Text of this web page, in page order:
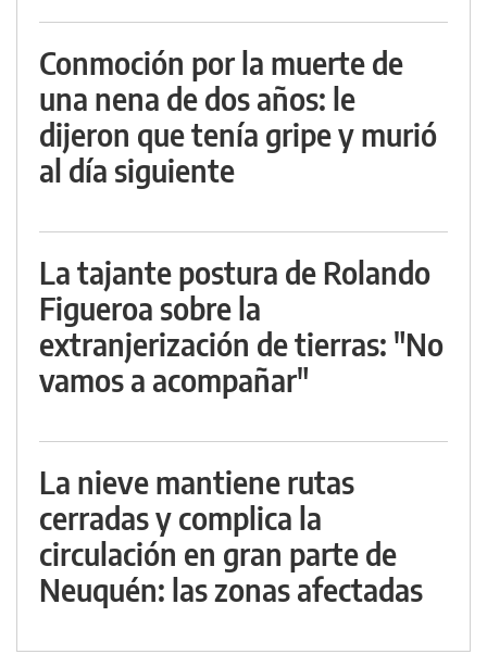
Conmoción por la muerte de
una nena de dos años: le
dijeron que tenía gripe y murió
al día siguiente
La tajante postura de Rolando
Figueroa sobre la
extranjerización de tierras: "No
vamos a acompañar"
La nieve mantiene rutas
cerradas y complica la
circulación en gran parte de
Neuquén: las zonas afectadas